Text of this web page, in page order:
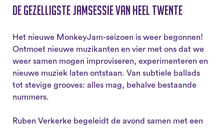
De gezelligste jamsessie van heel Twente
Het nieuwe MonkeyJam-seizoen is weer begonnen!
Ontmoet nieuwe muzikanten en vier met ons dat we
weer samen mogen improviseren, experimenteren en
nieuwe muziek laten ontstaan. Van subtiele ballads
tot stevige grooves: alles mag, behalve bestaande
nummers.
Ruben Verkerke begeleidt de avond samen met een